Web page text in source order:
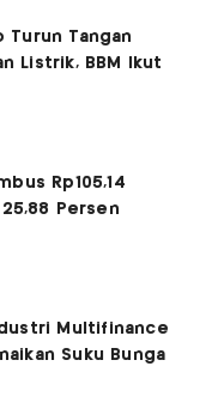
Turun Tangan
Listrik, BBM Ikut
Rp105,14
Persen
Multifinance
Suku Bunga